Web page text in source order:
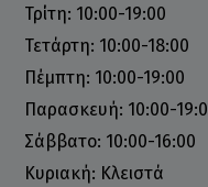
Τρίτη: 10:00-19:00
Τετάρτη: 10:00-18:00
Πέμπτη: 10:00-19:00
Παρασκευή: 10:00-
Σάββατο: 10:00-16:00
Κυριακή: Κλειστά